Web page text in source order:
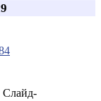
Слайд-